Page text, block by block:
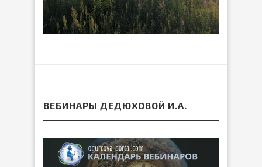
ВЕБИНАРЫ ДЕДЮХОВОЙ И.А.